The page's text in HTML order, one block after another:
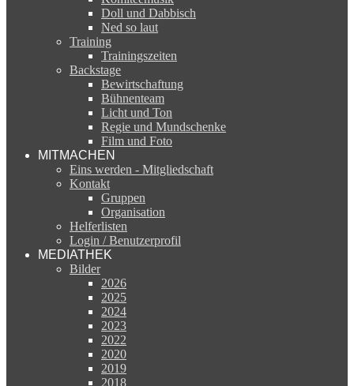
Doll und Dabbisch
Ned so laut
Training
Trainingszeiten
Backstage
Bewirtschaftung
Bühnenteam
Licht und Ton
Regie und Mundschenke
Film und Foto
MITMACHEN
Eins werden - Mitgliedschaft
Kontakt
Gruppen
Organisation
Helferlisten
Login / Benutzerprofil
MEDIATHEK
Bilder
2026
2025
2024
2023
2022
2020
2019
2018